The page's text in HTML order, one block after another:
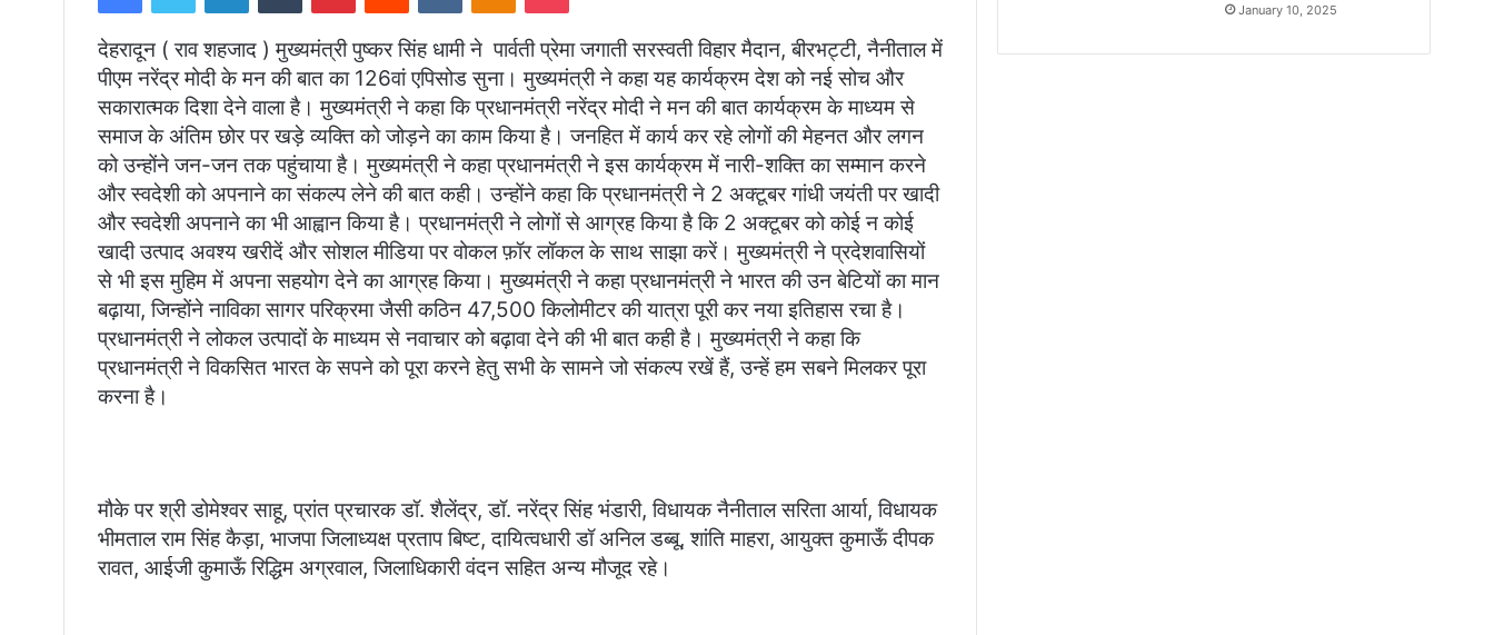
देहरादून ( राव शहजाद ) मुख्यमंत्री पुष्कर सिंह धामी ने पार्वती प्रेमा जगाती सरस्वती विहार मैदान, बीरभट्टी, नैनीताल में
पीएम नरेंद्र मोदी के मन की बात का 126वां एपिसोड सुना। मुख्यमंत्री ने कहा यह कार्यक्रम देश को नई सोच और
सकारात्मक दिशा देने वाला है। मुख्यमंत्री ने कहा कि प्रधानमंत्री नरेंद्र मोदी ने मन की बात कार्यक्रम के माध्यम से
समाज के अंतिम छोर पर खड़े व्यक्ति को जोड़ने का काम किया है। जनहित में कार्य कर रहे लोगों की मेहनत और लगन
को उन्होंने जन-जन तक पहुंचाया है। मुख्यमंत्री ने कहा प्रधानमंत्री ने इस कार्यक्रम में नारी-शक्ति का सम्मान करने
और स्वदेशी को अपनाने का संकल्प लेने की बात कही। उन्होंने कहा कि प्रधानमंत्री ने 2 अक्टूबर गांधी जयंती पर खादी
और स्वदेशी अपनाने का भी आह्वान किया है। प्रधानमंत्री ने लोगों से आग्रह किया है कि 2 अक्टूबर को कोई न कोई
खादी उत्पाद अवश्य खरीदें और सोशल मीडिया पर वोकल फ़ॉर लॉकल के साथ साझा करें। मुख्यमंत्री ने प्रदेशवासियों
से भी इस मुहिम में अपना सहयोग देने का आग्रह किया। मुख्यमंत्री ने कहा प्रधानमंत्री ने भारत की उन बेटियों का मान
बढ़ाया, जिन्होंने नाविका सागर परिक्रमा जैसी कठिन 47,500 किलोमीटर की यात्रा पूरी कर नया इतिहास रचा है।
प्रधानमंत्री ने लोकल उत्पादों के माध्यम से नवाचार को बढ़ावा देने की भी बात कही है। मुख्यमंत्री ने कहा कि
प्रधानमंत्री ने विकसित भारत के सपने को पूरा करने हेतु सभी के सामने जो संकल्प रखें हैं, उन्हें हम सबने मिलकर पूरा
करना है।
मौके पर श्री डोमेश्वर साहू, प्रांत प्रचारक डॉ. शैलेंद्र, डॉ. नरेंद्र सिंह भंडारी, विधायक नैनीताल सरिता आर्या, विधायक
भीमताल राम सिंह कैड़ा, भाजपा जिलाध्यक्ष प्रताप बिष्ट, दायित्वधारी डॉ अनिल डब्बू, शांति माहरा, आयुक्त कुमाऊँ दीपक
रावत, आईजी कुमाऊँ रिद्धिम अग्रवाल, जिलाधिकारी वंदन सहित अन्य मौजूद रहे।
January 10, 2025